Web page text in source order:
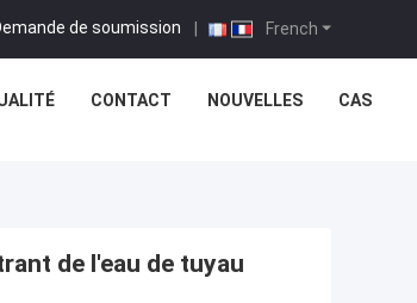
French
de soumission |
CONTACT NOUVELLES CAS
de l'eau de tuyau